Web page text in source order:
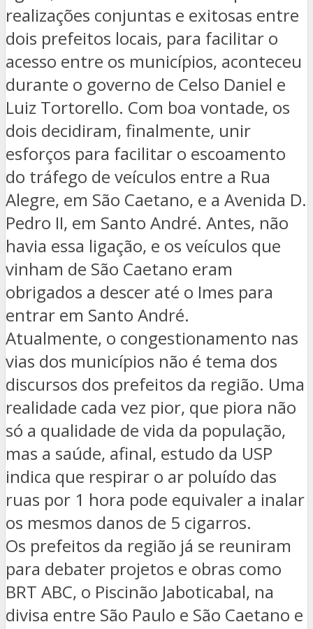
realizações conjuntas e exitosas entre
dois prefeitos locais, para facilitar o
acesso entre os municípios, aconteceu
durante o governo de Celso Daniel e
Luiz Tortorello. Com boa vontade, os
dois decidiram, finalmente, unir
esforços para facilitar o escoamento
do tráfego de veículos entre a Rua
Alegre, em São Caetano, e a Avenida D.
Pedro II, em Santo André. Antes, não
havia essa ligação, e os veículos que
vinham de São Caetano eram
obrigados a descer até o Imes para
entrar em Santo André.
Atualmente, o congestionamento nas
vias dos municípios não é tema dos
discursos dos prefeitos da região. Uma
realidade cada vez pior, que piora não
só a qualidade de vida da população,
mas a saúde, afinal, estudo da USP
indica que respirar o ar poluído das
ruas por 1 hora pode equivaler a inalar
os mesmos danos de 5 cigarros.
Os prefeitos da região já se reuniram
para debater projetos e obras como
BRT ABC, o Piscinão Jaboticabal, na
divisa entre São Paulo e São Caetano e